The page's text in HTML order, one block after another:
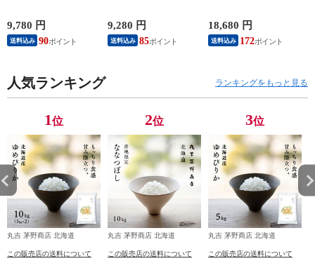
オプションで真空パ
ックに変更可
9,780 円
送料込み 90
で真空パックに変更
可
9,280 円
送料込み 85
で真空パックに変更
可
18,680 円
送料込み 172
人気ランキング ランキングをもっと見る
1位
丸吉 茅野商店 北海道
この販売店の送料について
2位
丸吉 茅野商店 北海道
この販売店の送料について
3位
丸吉 茅野商店 北海道
この販売店の送料について